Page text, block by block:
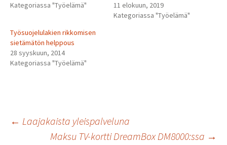
Kategoriassa "Työelämä"
11 elokuun, 2019
Kategoriassa "Työelämä"
Työsuojelulakien rikkomisen
sietämätön helppous
28 syyskuun, 2014
Kategoriassa "Työelämä"
Artikkelien
← Laajakaista yleispalveluna
Maksu TV-kortti DreamBox DM8000:ssa →